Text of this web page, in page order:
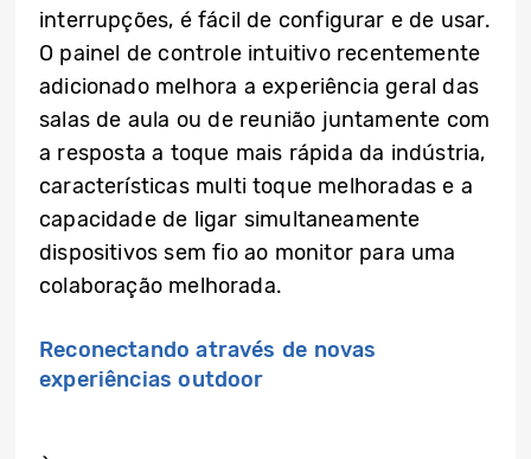
interrupções, é fácil de configurar e de usar.
O painel de controle intuitivo recentemente
adicionado melhora a experiência geral das
salas de aula ou de reunião juntamente com
a resposta a toque mais rápida da indústria,
características multi toque melhoradas e a
capacidade de ligar simultaneamente
dispositivos sem fio ao monitor para uma
colaboração melhorada.
Reconectando através de novas
experiências outdoor